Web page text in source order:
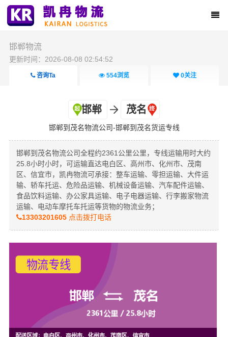
邯郸物流
更新时间：2026-08-08 02:54:52
咨询Ta 554浏览 0关注
邯郸 茂名
邯郸到茂名物流公司-邯郸到茂名货运专线
邯郸到茂名物流公司全程约2361公里公里，专线运输用时大约
25.8小时小时，可运输直达电白区、高州市、化州市、茂南
区、信宜市，凯冉物流可承接：整车运输、零担运输、大件运
输、轿车托运、危险品运输、机械设备运输、汽车配件运输、
食品饮料运输、办公家具运输、电子电器运输、行李搬家物流
运输、电动车摩托车托运等货物的物流业务；
13303201605点击拨打电话